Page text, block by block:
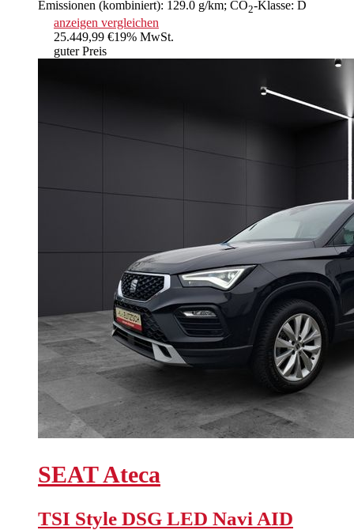
Emissionen (kombiniert): 129.0 g/km; CO2-Klasse: D
anzeigen vergleichen
25.449,99 €19% MwSt.
guter Preis
SEATAteca
TSI Style DSG LED Navi AID